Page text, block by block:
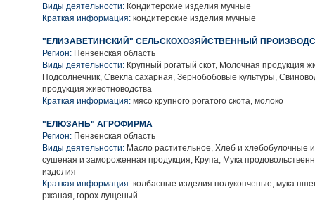
Виды деятельности: Кондитерские изделия мучные
Краткая информация: кондитерские изделия мучные
"ЕЛИЗАВЕТИНСКИЙ" СЕЛЬСКОХОЗЯЙСТВЕННЫЙ
Регион: Пензенская область
Виды деятельности: Крупный рогатый скот, Молочная продукция
Подсолнечник, Свекла сахарная, Зернобобовые культуры,
продукция животноводства
Краткая информация: мясо крупного рогатого скота, молоко
"ЕЛЮЗАНЬ" АГРОФИРМА
Регион: Пензенская область
Виды деятельности: Масло растительное, Хлеб и хлебобулочные
сушеная и замороженная продукция, Крупа, Мука
изделия
Краткая информация: колбасные изделия полукопченые, мука
ржаная, горох лущеный